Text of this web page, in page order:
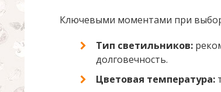
Ключевыми моментами при
Тип светильников:
долговечность.
Цветовая температура: